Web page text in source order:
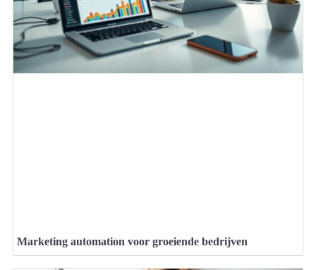
Marketing automation voor groeiende bedrijven